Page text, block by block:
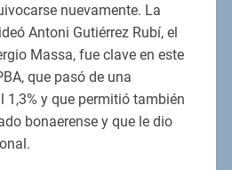
nuevamente. La
Antoni Gutiérrez Rubí, el
Massa, fue clave en este
que pasó de una
1,3% y que permitió también
bonaerense y que le dio